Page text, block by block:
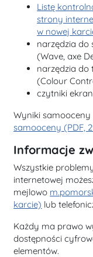
Listę
strony
w nowej
narzędzia do
(Wave, axe
narzędzia do
(Colour
czytniki
Wyniki
samooceny (PDF,
Informacje
Wszystkie
internetowej
mejlowo
karcie) lub
Każdy ma prawo
dostępności
elementów.